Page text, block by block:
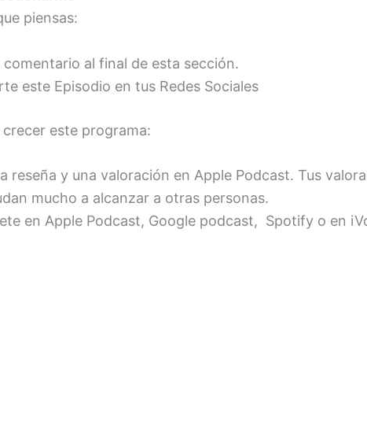
piensas:
comentario al final de esta sección.
este Episodio en tus Redes Sociales
crecer este programa:
reseña y una valoración en Apple Podcast. Tus
mucho a alcanzar a otras personas.
en Apple Podcast, Google podcast, Spotify o en